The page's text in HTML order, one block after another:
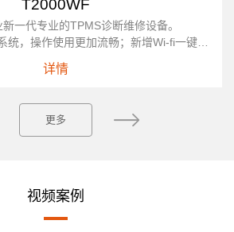
T2000WF
一代专业的TPMS诊断维修设备。
统，操作使用更加流畅；新增Wi-fi一键升
；采用EMMC存储，文件存储稳定...
详情
更多
视频案例